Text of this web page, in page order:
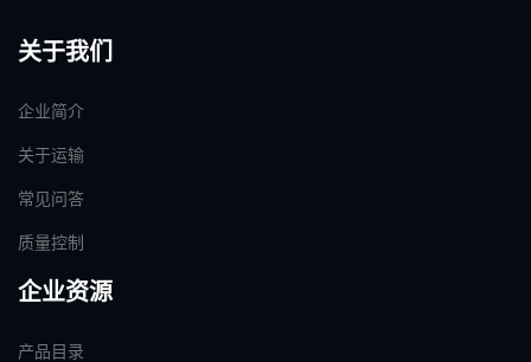
关于我们
企业简介
关于运输
常见问答
质量控制
企业资源
产品目录